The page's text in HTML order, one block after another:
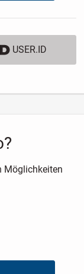
USER.ID
Möglichkeiten